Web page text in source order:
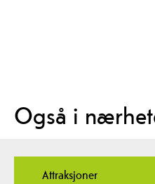
Også i
Attraksjoner